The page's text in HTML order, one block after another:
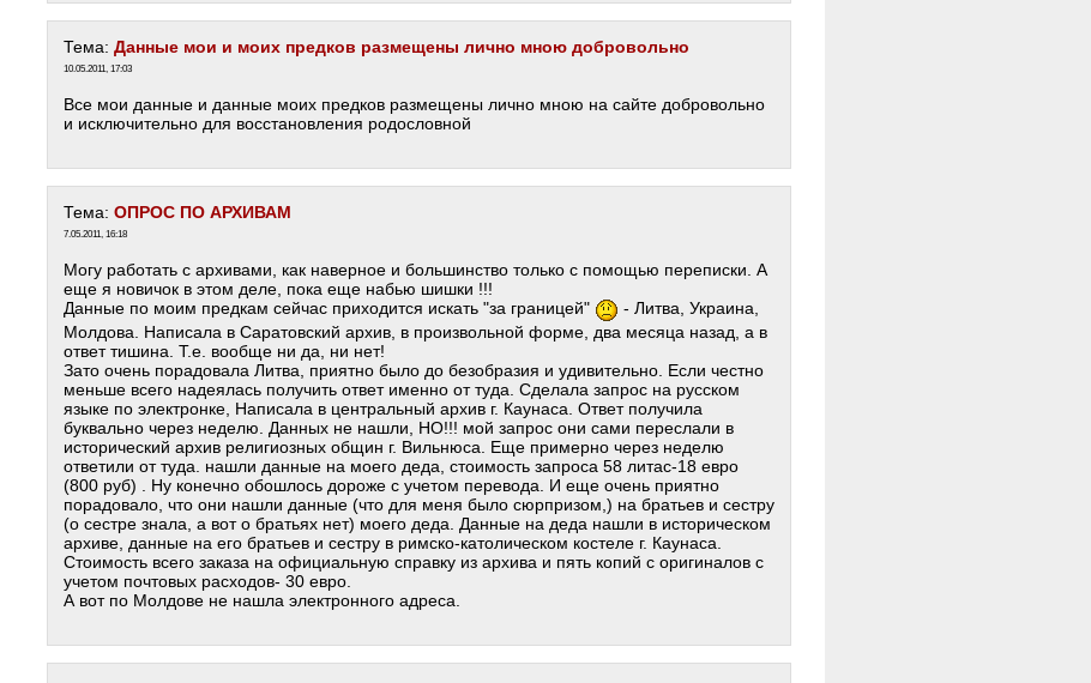
Тема: Данные мои и моих предков размещены лично мною добровольно
10.05.2011, 17:03
Все мои данные и данные моих предков размещены лично мною на сайте добровольно
и исключительно для восстановления родословной
Тема: ОПРОС ПО АРХИВАМ
7.05.2011, 16:18
Могу работать с архивами, как наверное и большинство только с помощью переписки. А
еще я новичок в этом деле, пока еще набью шишки !!!
Данные по моим предкам сейчас приходится искать "за границей"
- Литва, Украина,
Молдова. Написала в Саратовский архив, в произвольной форме, два месяца назад, а в
ответ тишина. Т.е. вообще ни да, ни нет!
Зато очень порадовала Литва, приятно было до безобразия и удивительно. Если честно
меньше всего надеялась получить ответ именно от туда. Сделала запрос на русском
языке по электронке, Написала в центральный архив г. Каунаса. Ответ получила
буквально через неделю. Данных не нашли, НО!!! мой запрос они сами переслали в
исторический архив религиозных общин г. Вильнюса. Еще примерно через неделю
ответили от туда. нашли данные на моего деда, стоимость запроса 58 литас-18 евро
(800 руб) . Ну конечно обошлось дороже с учетом перевода. И еще очень приятно
порадовало, что они нашли данные (что для меня было сюрпризом,) на братьев и сестру
(о сестре знала, а вот о братьях нет) моего деда. Данные на деда нашли в историческом
архиве, данные на его братьев и сестру в римско-католическом костеле г. Каунаса.
Стоимость всего заказа на официальную справку из архива и пять копий с оригиналов с
учетом почтовых расходов- 30 евро.
А вот по Молдове не нашла электронного адреса.